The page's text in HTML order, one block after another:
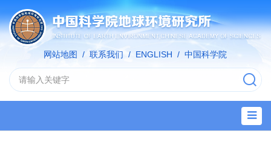
网站地图 / 联系我们 / ENGLISH / 中国科学院